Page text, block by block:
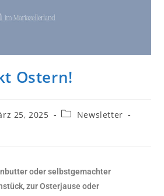
Ostern!
25, 2025
Newsletter
oder selbstgemachter
zur Osterjause oder